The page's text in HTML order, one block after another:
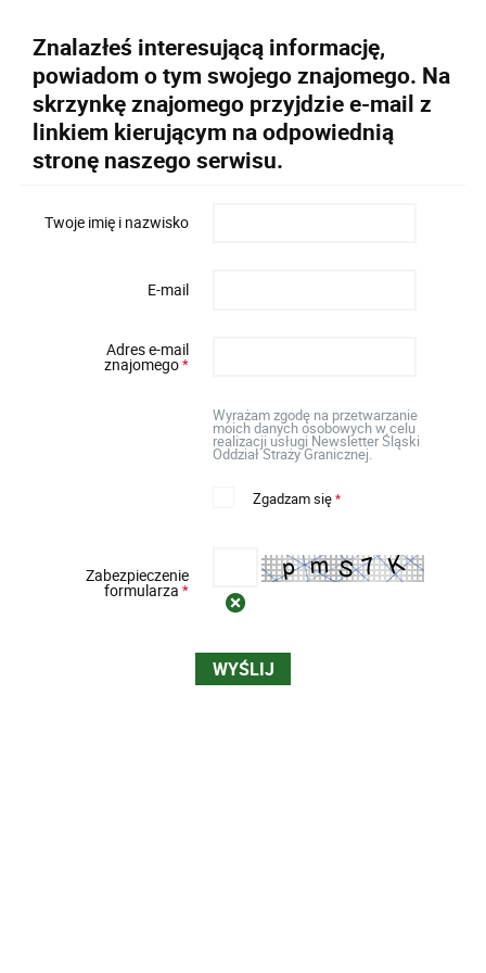
Znalazłeś interesującą informację,
powiadom o tym swojego znajomego. Na
skrzynkę znajomego przyjdzie e-mail z
linkiem kierującym na odpowiednią
stronę naszego serwisu.
Twoje imię i nazwisko
E-mail
Adres e-mail
znajomego*
Wyrażam zgodę na przetwarzanie
moich danych osobowych w celu
realizacji usługi Newsletter Śląski
Oddział Straży Granicznej.
Zgadzam się*
Zabezpieczenie
formularza*